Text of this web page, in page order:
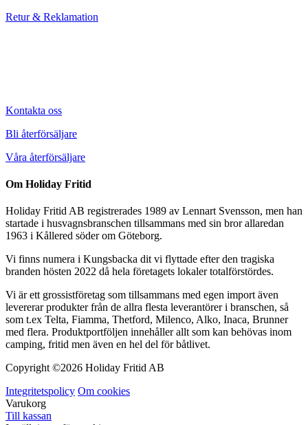
Retur & Reklamation
Kontakta oss
Bli återförsäljare
Våra återförsäljare
Om Holiday Fritid
Holiday Fritid AB registrerades 1989 av Lennart Svensson, men han
startade i husvagnsbranschen tillsammans med sin bror allaredan
1963 i Kållered söder om Göteborg.
Vi finns numera i Kungsbacka dit vi flyttade efter den tragiska
branden hösten 2022 då hela företagets lokaler totalförstördes.
Vi är ett grossistföretag som tillsammans med egen import även
levererar produkter från de allra flesta leverantörer i branschen, så
som t.ex Telta, Fiamma, Thetford, Milenco, Alko, Inaca, Brunner
med flera. Produktportföljen innehåller allt som kan behövas inom
camping, fritid men även en hel del för båtlivet.
Copyright ©2026 Holiday Fritid AB
Integritetspolicy Om cookies
Varukorg
Till kassan